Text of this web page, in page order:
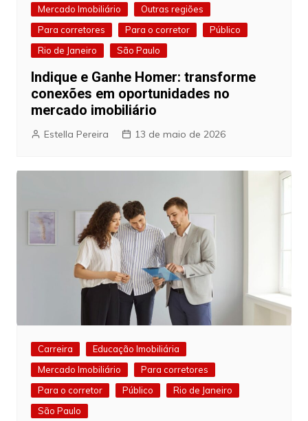
Mercado Imobiliário
Outras regiões
Para corretores
Para o corretor
Público
Rio de Janeiro
São Paulo
Indique e Ganhe Homer: transforme
conexões em oportunidades no
mercado imobiliário
Estella Pereira 13 de maio de 2026
Carreira
Educação Imobiliária
Mercado Imobiliário
Para corretores
Para o corretor
Público
Rio de Janeiro
São Paulo